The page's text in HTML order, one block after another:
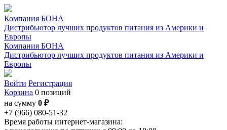
Компания БОНА
Дистрибьютор лучших продуктов питания из Америки и
Европы
Компания БОНА
Дистрибьютор лучших продуктов питания из Америки и
Европы
Войти Регистрация
Корзина 0 позиций
на сумму 0 ₽
+7 (966) 080-51-32
Время работы интернет-магазина: